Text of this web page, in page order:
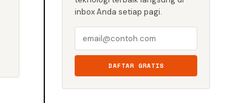
inbox Anda setiap pagi.
DAFTAR GRATIS